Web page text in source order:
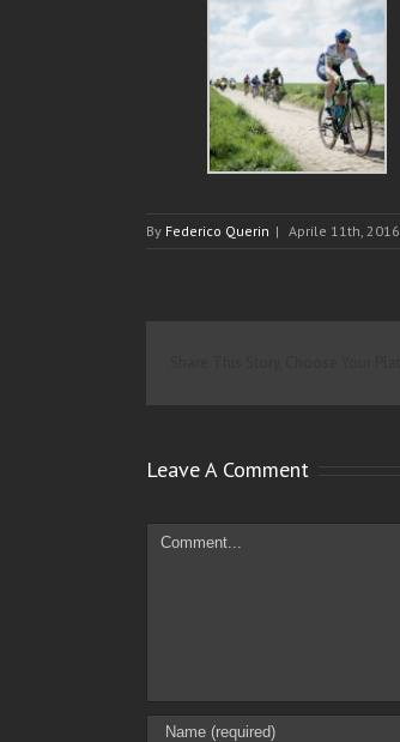
By Federico Querin | Aprile 11th, 2016
Leave A Comment
Comment